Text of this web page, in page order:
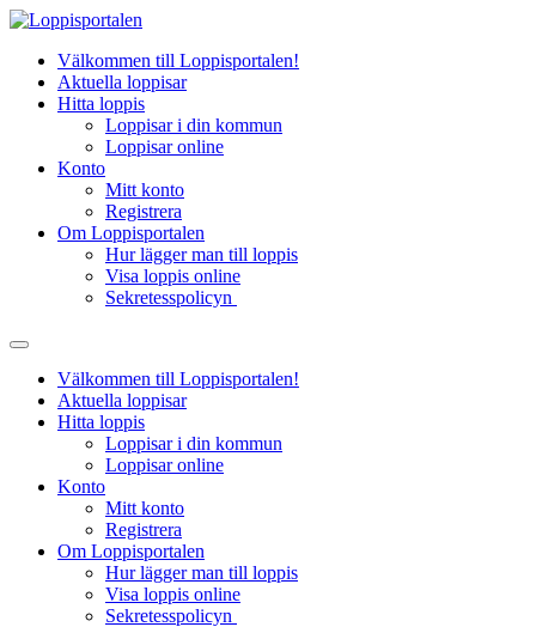
Hoppa
innehållVälkommen till Loppisportalen!
Aktuella loppisar
Hitta loppis
Loppisar i din kommun
Loppisar online
Konto
Mitt konto
Registrera
Om Loppisportalen
Hur lägger man till loppis
Visa loppis online
Sekretesspolicyn
Välkommen till Loppisportalen!
Aktuella loppisar
Hitta loppis
Loppisar i din kommun
Loppisar online
Konto
Mitt konto
Registrera
Om Loppisportalen
Hur lägger man till loppis
Visa loppis online
Sekretesspolicyn